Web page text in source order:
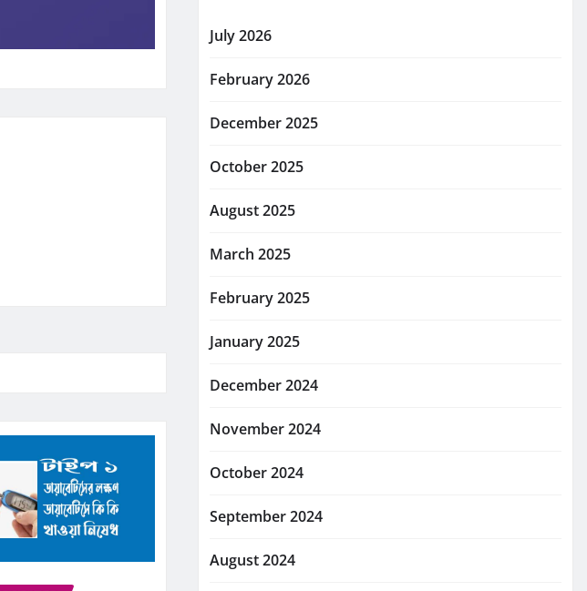
July 2026
February 2026
December 2025
October 2025
August 2025
March 2025
February 2025
January 2025
December 2024
November 2024
October 2024
September 2024
August 2024